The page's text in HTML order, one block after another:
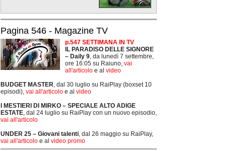
Pagina 546 - Magazine TV
p.547 SETTIMANA IN TV
IL PARADISO DELLE SIGNORE
– Daily 9 , da lunedì 7 settembre,
ore 16:05 su Raiuno, vai
all'articolo e al video
BUDGET MASTER , dal 30 luglio su RaiPlay (boxset 10
episodi), vai all'articolo e al video
I MESTIERI DI MIRKO – SPECIALE ALTO ADIGE
ESTATE , dal 24 luglio su RaiPlay con un nuovo episodio,
vai all'articolo
UNDER 25 – Giovani talenti , dal 26 maggio su RaiPlay,
vai all'articolo e al video promo